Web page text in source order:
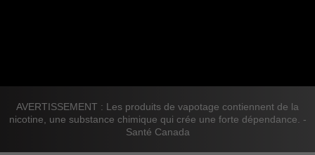
AVERTISSEMENT : Les produits de vapotage contiennent de la
nicotine, une substance chimique qui crée une forte dépendance. -
Santé Canada